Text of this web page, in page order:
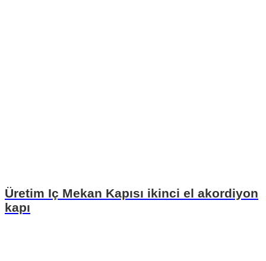
Üretim Iç Mekan Kapısı ikinci el akordiyon
kapı